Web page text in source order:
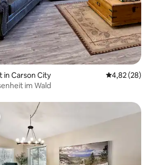
Carson City
4,82 (28)
im Wald